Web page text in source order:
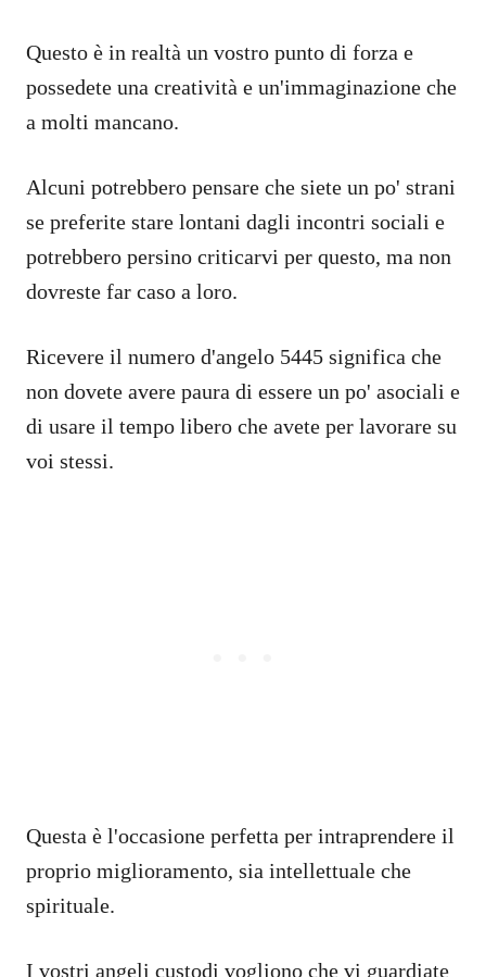
Questo è in realtà un vostro punto di forza e
possedete una creatività e un'immaginazione che
a molti mancano.
Alcuni potrebbero pensare che siete un po' strani
se preferite stare lontani dagli incontri sociali e
potrebbero persino criticarvi per questo, ma non
dovreste far caso a loro.
Ricevere il numero d'angelo 5445 significa che
non dovete avere paura di essere un po' asociali e
di usare il tempo libero che avete per lavorare su
voi stessi.
Questa è l'occasione perfetta per intraprendere il
proprio miglioramento, sia intellettuale che
spirituale.
I vostri angeli custodi vogliono che vi guardiate